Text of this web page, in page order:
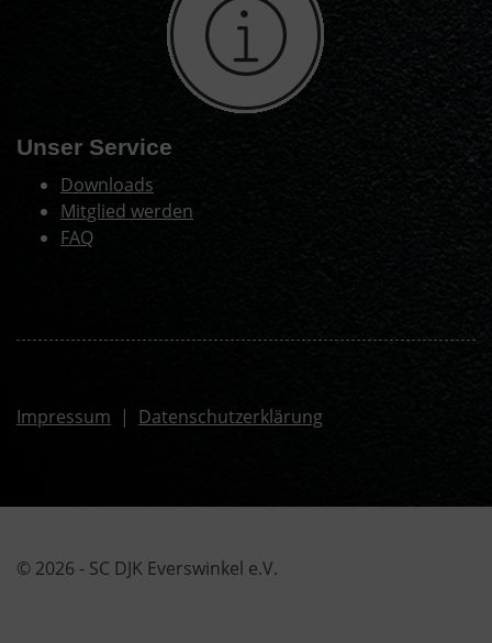
Unser Service
Downloads
Mitglied werden
FAQ
Impressum | Datenschutzerklärung
© 2026 - SC DJK Everswinkel e.V.